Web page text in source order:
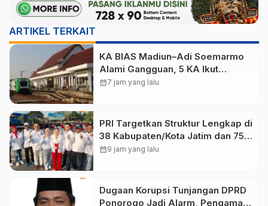
ARTIKEL TERKAIT
KA BIAS Madiun–Adi Soemarmo
Alami Gangguan, 5 KA Ikut
Terdampak
calendar_month7 jam yang lalu
PRI Targetkan Struktur Lengkap di
38 Kabupaten/Kota Jatim dan 75
Kursi DPR RI pada Pemilu 2029
calendar_month9 jam yang lalu
Dugaan Korupsi Tunjangan DPRD
Ponorogo Jadi Alarm, Pengamat